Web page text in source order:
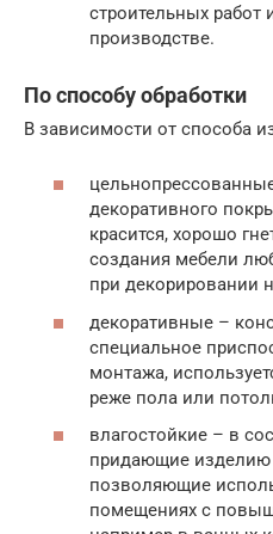
строительных
производстве.
По способу обработки
В зависимости от способа
декоративного
красится, хорошо
создания мебели
при декорировании
декоративные –
специальное
монтажа,
реже пола или
влагостойкие – в
придающие изделию
позволяющие
помещениях с